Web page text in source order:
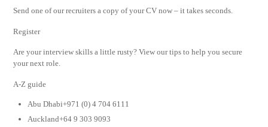
Send one of our recruiters a copy of your CV now – it takes seconds.
Register
Are your interview skills a little rusty? View our tips to help you secure
your next role.
A-Z guide
Abu Dhabi+971 (0) 4 704 6111
Auckland+64 9 303 9093